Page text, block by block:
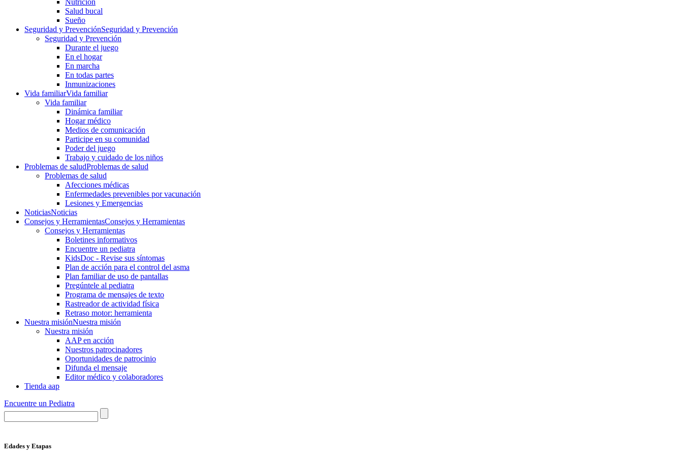
Nutrición
Salud bucal
Sueño
Seguridad y PrevenciónSeguridad y Prevención
Seguridad y Prevención
Durante el juego
En el hogar
En marcha
En todas partes
Inmunizaciones
Vida familiarVida familiar
Vida familiar
Dinámica familiar
Hogar médico
Medios de comunicación
Participe en su comunidad
Poder del juego
Trabajo y cuidado de los niños
Problemas de saludProblemas de salud
Problemas de salud
Afecciones médicas
Enfermedades prevenibles por vacunación
Lesiones y Emergencias
NoticiasNoticias
Consejos y HerramientasConsejos y Herramientas
Consejos y Herramientas
Boletines informativos
Encuentre un pediatra
KidsDoc - Revise sus síntomas
Plan de acción para el control del asma
Plan familiar de uso de pantallas
Pregúntele al pediatra
Programa de mensajes de texto
Rastre​​ador de activida​d física
Retraso motor: herramienta
Nuestra misiónNuestra misión
Nuestra misión
AAP en acción
Nuestros patrocinadores
Oportunidades de patrocinio
Difunda el mensaje
Editor médico y colaboradores
Tienda aap
Encuentre un Pediatra
Edades y Etapas